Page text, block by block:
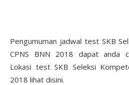
Pengumuman jadwal test SKB
CPNS BNN 2018 dapat anda
Lokasi test SKB Seleksi
2018 lihat disini.